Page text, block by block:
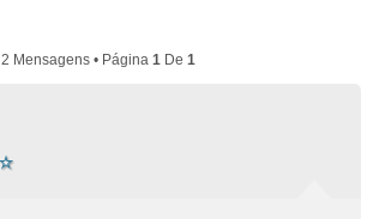
2 Mensagens • Página 1 De 1